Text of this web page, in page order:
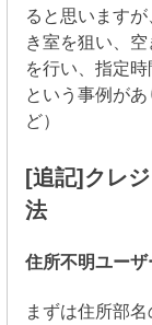
ると思います
き室を狙い、
を行い、指定
という事例が
ど）
[追記]クレ
法
住所不明ユー
まずは住所部